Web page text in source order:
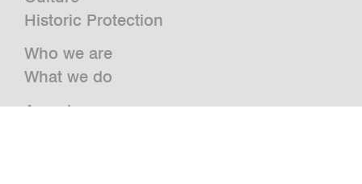
Historic Protection
Who we are
What we do
Awards